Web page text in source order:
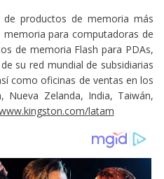
de productos de memoria más
para computadoras de
de memoria Flash para PDAs,
su red mundial de subsidiarias
como oficinas de ventas en los
Nueva Zelanda, India, Taiwán,
latam